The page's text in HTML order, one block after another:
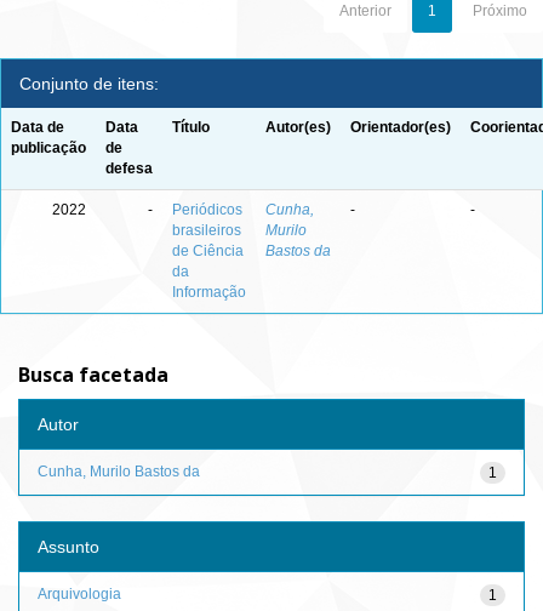
Anterior 1 Próximo
Conjunto de itens:
Data de
publicação
Data
de
defesa
Título Autor(es) Orientador(es)
2022 -
Periódicos
brasileiros
de Ciência
da
Informação
Cunha,
Murilo
Bastos da
- -
Busca facetada
Autor
1
Cunha, Murilo Bastos da
Assunto
1
Arquivologia